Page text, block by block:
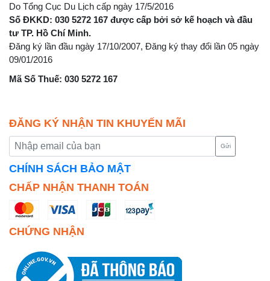
Do Tổng Cục Du Lịch cấp ngày 17/5/2016
Số ĐKKD: 030 5272 167 được cấp bởi sở kế hoạch và đầu
tư TP. Hồ Chí Minh.
Đăng ký lần đầu ngày 17/10/2007, Đăng ký thay đổi lần 05 ngày
09/01/2016
Mã Số Thuế: 030 5272 167
ĐĂNG KÝ NHẬN TIN KHUYẾN MÃI
Gửi
CHÍNH SÁCH BẢO MẬT
CHẤP NHẬN THANH TOÁN
CHỨNG NHẬN